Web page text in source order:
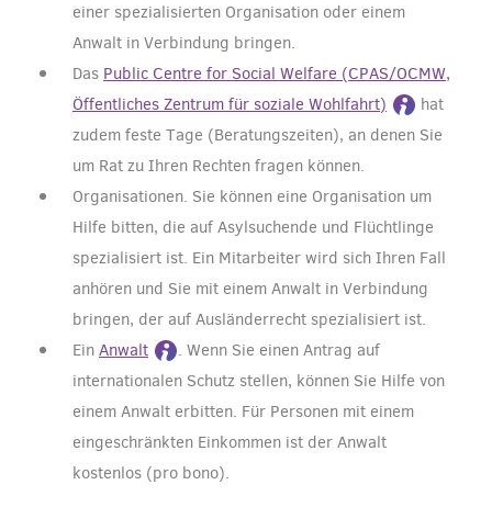
einer spezialisierten Organisation oder einem
Anwalt in Verbindung bringen.
Das Public Centre for Social Welfare (CPAS/OCMW,
Öffentliches Zentrum für soziale Wohlfahrt)
hat
zudem feste Tage (Beratungszeiten), an denen Sie
um Rat zu Ihren Rechten fragen können.
Organisationen. Sie können eine Organisation um
Hilfe bitten, die auf Asylsuchende und Flüchtlinge
spezialisiert ist. Ein Mitarbeiter wird sich Ihren Fall
anhören und Sie mit einem Anwalt in Verbindung
bringen, der auf Ausländerrecht spezialisiert ist.
Ein Anwalt
. Wenn Sie einen Antrag auf
internationalen Schutz stellen, können Sie Hilfe von
einem Anwalt erbitten. Für Personen mit einem
eingeschränkten Einkommen ist der Anwalt
kostenlos (pro bono).